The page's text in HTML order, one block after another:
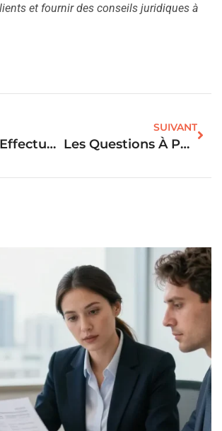
et fournir des conseils juridiques à
Comment Effectuer Un Achat Immobilier Sans Apport ?
SUIVANT
Les Questions À Poser Lors D’un Achat Local Commercial